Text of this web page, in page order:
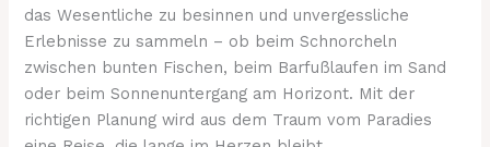
das Wesentliche zu besinnen und unvergessliche
Erlebnisse zu sammeln – ob beim Schnorcheln
zwischen bunten Fischen, beim Barfußlaufen im Sand
oder beim Sonnenuntergang am Horizont. Mit der
richtigen Planung wird aus dem Traum vom Paradies